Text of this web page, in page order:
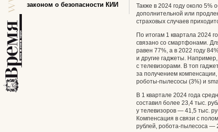
Также в 2024 году около
дополнительной или
страховых случаев
По итогам 1 квартала
связано со смартфонами.
равен 77%, а в 2022 году
и другие гаджеты.
с телевизорами. В топ
за получением
роботы-пылесосы (3%) и
В 1 квартале 2024 года
составил более 23,4 тыс.
у телевизоров — 41,5 тыс.
Компенсация в связи с
рублей, робота-пылесоса —
законом о безопасности КИИ